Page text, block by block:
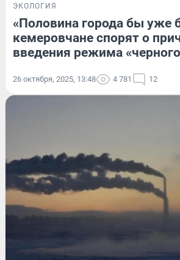
ЭКОЛОГИЯ
«Половина города бы уже
кемеровчане спорят о
введения режима
26 октября, 2025, 13:48 4 781 12